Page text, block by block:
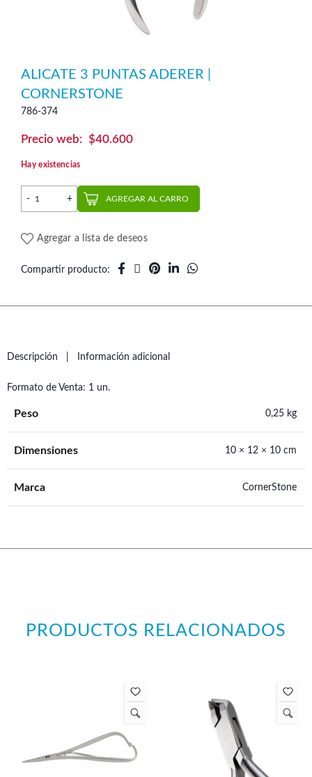
ALICATE 3 PUNTAS ADERER |
CORNERSTONE
786-374
$40.600
Hay existencias
Alicate 3 Puntas Aderer | CornerStone cantidad
AGREGAR AL CARRO
Agregar a lista de deseos
Compartir producto
Descripción Información adicional
Formato de Venta: 1 un.
Peso 0,25 kg
Dimensiones 10 × 12 × 10 cm
Marca CornerStone
PRODUCTOS RELACIONADOS